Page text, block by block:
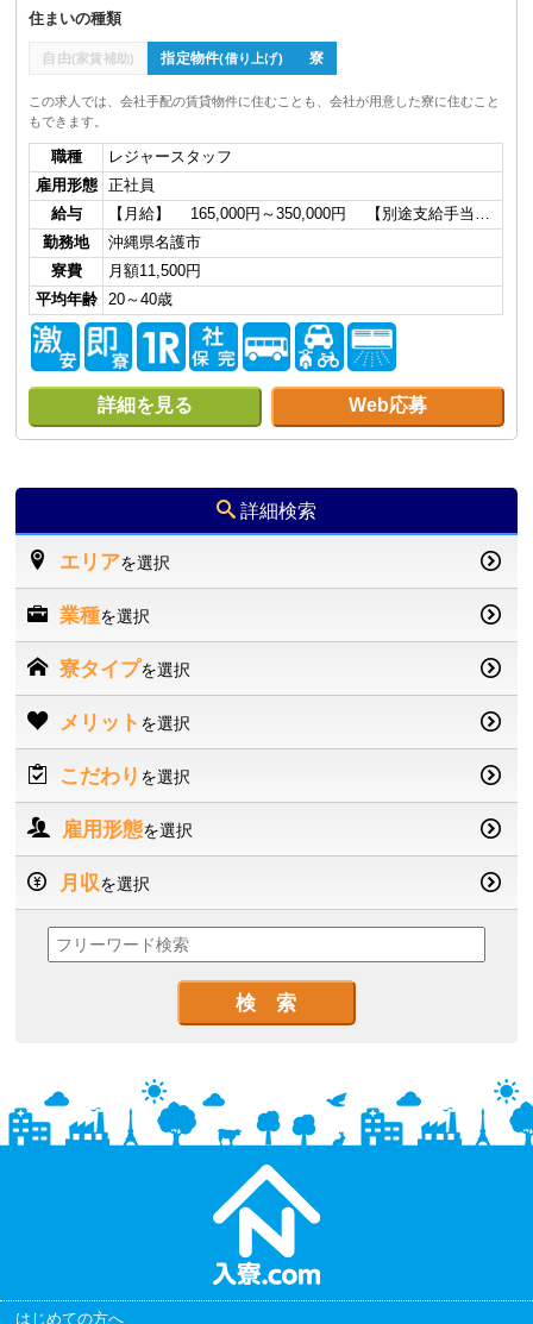
住まいの種類
自由(家賃補助) 指定物件(借り上げ) 寮
この求人では、会社手配の賃貸物件に住むことも、会社が用意した寮に住むこと
もできます。
職種
レジャースタッフ
雇用形態
正社員
給与
【月給】 165,000円～350,000円 【別途支給手当…
勤務地
沖縄県名護市
寮費
月額11,500円
平均年齢
20～40歳
詳細を見る Web応募
詳細検索
エリアを選択
業種を選択
寮タイプを選択
メリット を選択
こだわり を選択
雇用形態を選択
月収を選択
はじめての方へ